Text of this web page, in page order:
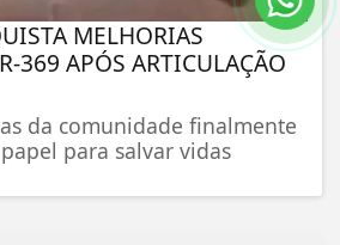
MELHORIAS
369 APÓS ARTICULAÇÃO
da comunidade finalmente
para salvar vidas